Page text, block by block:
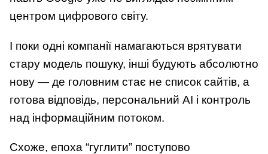
центром цифрового світу.
І поки одні компанії намагаються врятувати
стару модель пошуку, інші будують абсолютно
нову — де головним стає не список сайтів, а
готова відповідь, персональний AI і контроль
над інформаційним потоком.
Схоже, епоха “гуглити” поступово